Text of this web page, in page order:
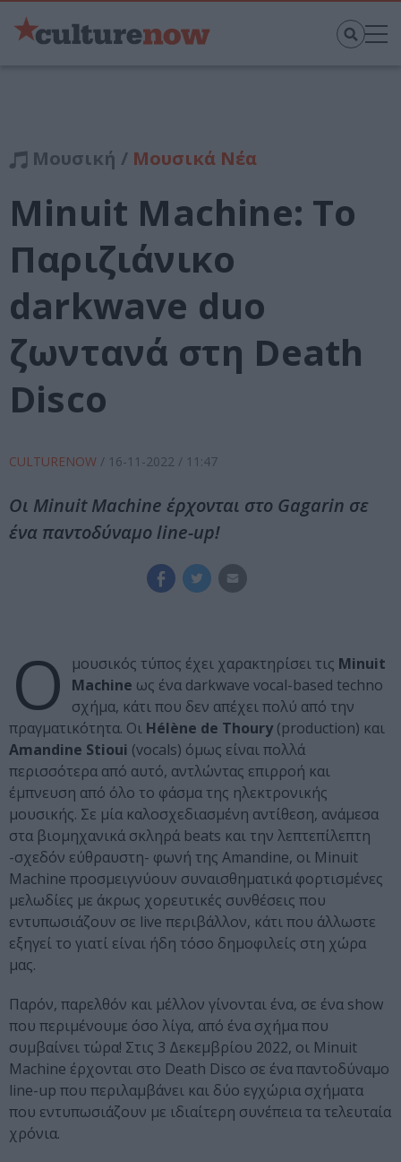
Μουσική / Μουσικά Νέα
Minuit Machine: Το
Παριζιάνικο
darkwave duo
ζωντανά στη Death
Disco
CULTURENOW / 16-11-2022 / 11:47
Οι Minuit Machine έρχονται στο Gagarin σε
ένα παντοδύναμο line-up!
Ο μουσικός τύπος έχει χαρακτηρίσει τις Minuit
Machine ως ένα darkwave vocal-based techno
σχήμα, κάτι που δεν απέχει πολύ από την
πραγματικότητα. Οι Hélène de Thoury (production) και
Amandine Stioui (vocals) όμως είναι πολλά
περισσότερα από αυτό, αντλώντας επιρροή και
έμπνευση από όλο το φάσμα της ηλεκτρονικής
μουσικής. Σε μία καλοσχεδιασμένη αντίθεση, ανάμεσα
στα βιομηχανικά σκληρά beats και την λεπτεπίλεπτη
-σχεδόν εύθραυστη- φωνή της Amandine, οι Minuit
Machine προσμειγνύουν συναισθηματικά φορτισμένες
μελωδίες με άκρως χορευτικές συνθέσεις που
εντυπωσιάζουν σε live περιβάλλον, κάτι που άλλωστε
εξηγεί το γιατί είναι ήδη τόσο δημοφιλείς στη χώρα
μας.
Παρόν, παρελθόν και μέλλον γίνονται ένα, σε ένα show
που περιμένουμε όσο λίγα, από ένα σχήμα που
συμβαίνει τώρα! Στις 3 Δεκεμβρίου 2022, οι Minuit
Machine έρχονται στο Death Disco σε ένα παντοδύναμο
line-up που περιλαμβάνει και δύο εγχώρια σχήματα
που εντυπωσιάζουν με ιδιαίτερη συνέπεια τα τελευταία
χρόνια.